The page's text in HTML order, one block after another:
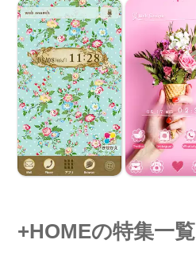
+HOMEの特集一覧